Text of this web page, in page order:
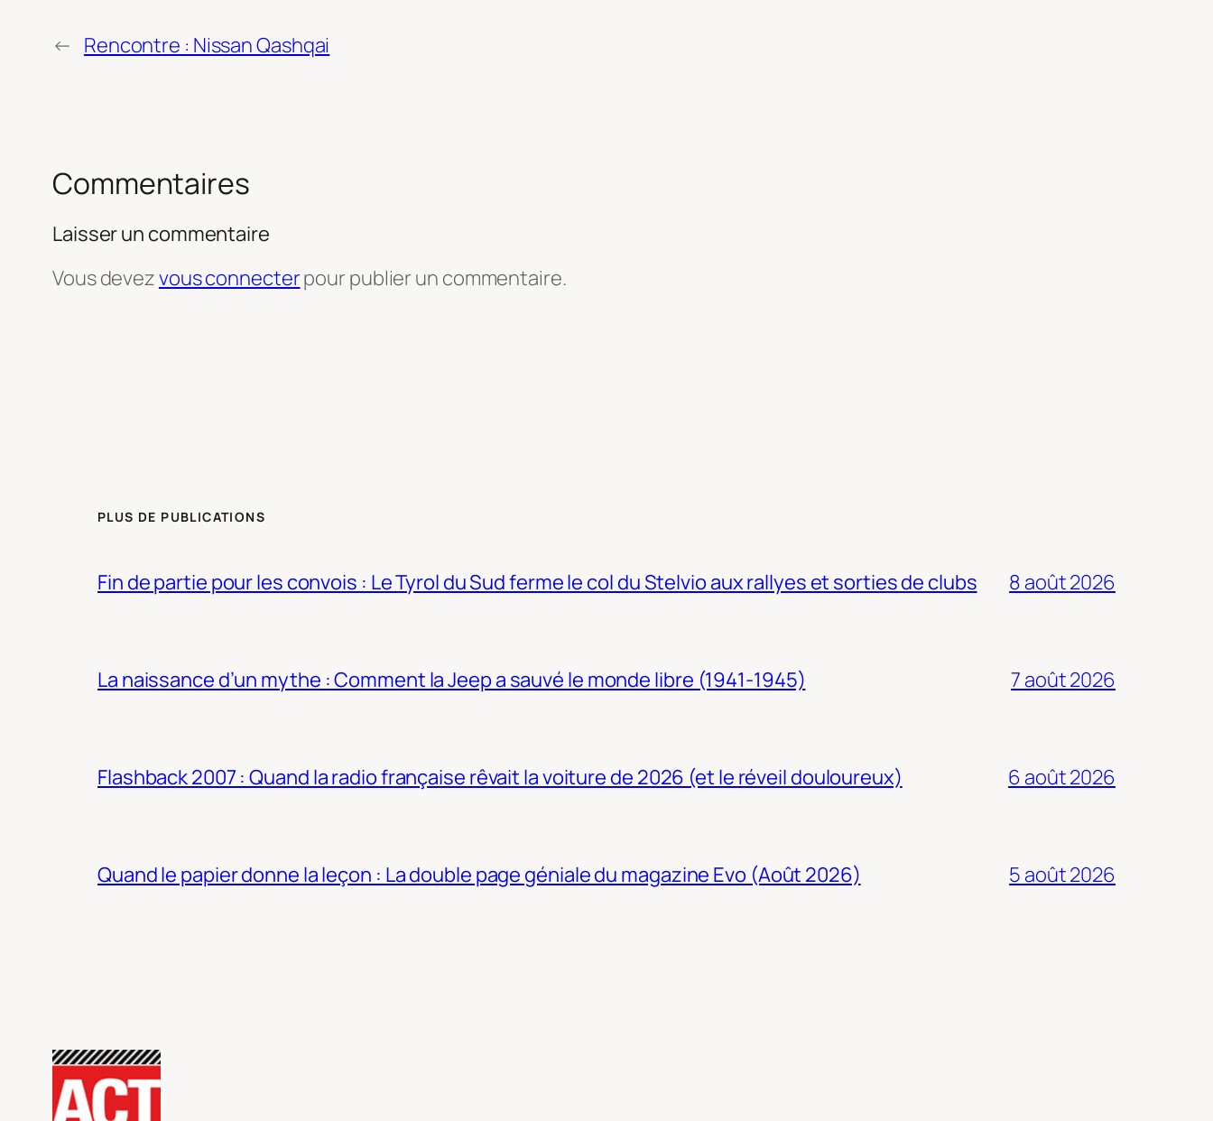
← Rencontre : Nissan Qashqai
Commentaires
Laisser un commentaire
Vous devezvous connecterpour publier un commentaire.
PLUS DE PUBLICATIONS
Fin de partie pour les convois : Le Tyrol du Sud ferme le col du Stelvio aux rallyes et sorties de clubs 8 août 2026
La naissance d’un mythe : Comment la Jeep a sauvé le monde libre (1941-1945) 7 août 2026
Flashback 2007 : Quand la radio française rêvait la voiture de 2026 (et le réveil douloureux) 6 août 2026
Quand le papier donne la leçon : La double page géniale du magazine Evo (Août 2026) 5 août 2026